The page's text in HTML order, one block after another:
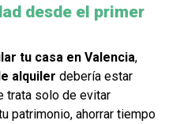
desde el primer
tu casa en Valencia,
alquiler debería estar
trata solo de evitar
patrimonio, ahorrar tiempo